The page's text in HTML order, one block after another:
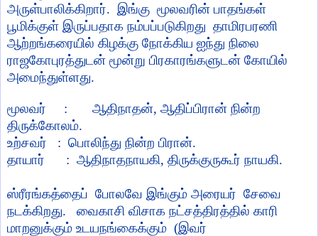
அருள்பாலிக்கிறார். இங்கு மூலவரின் பாதங்கள்
பூமிக்குள் இருப்பதாக நம்பப்படுகிறது தாமிரபரணி
ஆற்றங்கரையில் கிழக்கு நோக்கிய ஐந்து நிலை
ராஜகோபுரத்துடன் மூன்று பிரகாரங்களுடன் கோயில்
அமைந்துள்ளது.
மூலவர் : ஆதிநாதன், ஆதிப்பிரான் நின்ற
திருக்கோலம்.
உற்சவர் : பொலிந்து நின்ற பிரான்.
தாயார்
: ஆதிநாதநாயகி, திருக்குருகூர் நாயகி.
ஸ்ரீரங்கத்தைப் போலவே இங்கும் அரையர் சேவை
நடக்கிறது. வைகாசி விசாக நட்சத்திரத்தில் காரி
மாறனுக்கும் உடயநங்கைக்கும் (இவர்